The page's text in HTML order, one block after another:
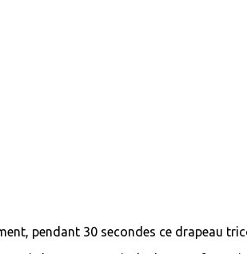
pendant 30 secondes ce drapeau